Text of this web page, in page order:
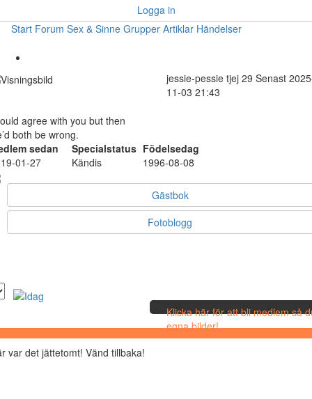
Logga in
Start Forum Sex & Sinne Grupper Artiklar Händelser
jessie-pessie tjej 29 Senast
11-03 21:43
agree with you but then
both be wrong.
sedan
Specialstatus Födelsedag
01-27
Kändis 1996-08-08
Gästbok
Fotoblogg
Klicka här för att bli medlem så
egna bilder!
var det jättetomt! Vänd tillbaka!